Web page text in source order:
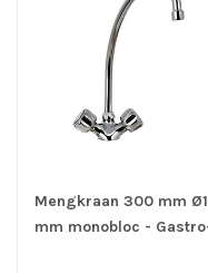
Mengkraan 300 mm
mm monobloc -